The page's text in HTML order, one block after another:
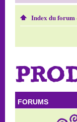
Index du forum
FORUMS